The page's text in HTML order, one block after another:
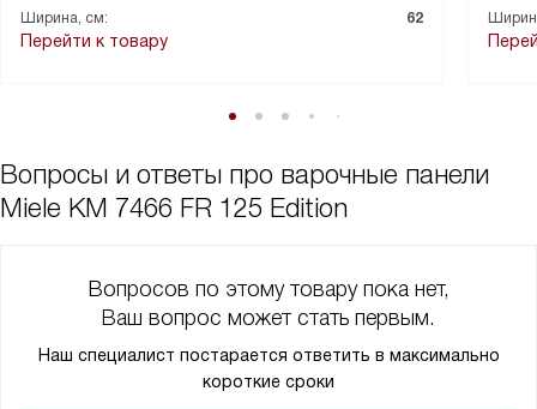
Ширина, см: 62
Перейти к товару
Вопросы и ответы про варочные панели
Miele KM 7466 FR 125 Edition
Вопросов по этому товару пока нет,
Ваш вопрос может стать первым.
Наш специалист постарается ответить в максимально
короткие сроки